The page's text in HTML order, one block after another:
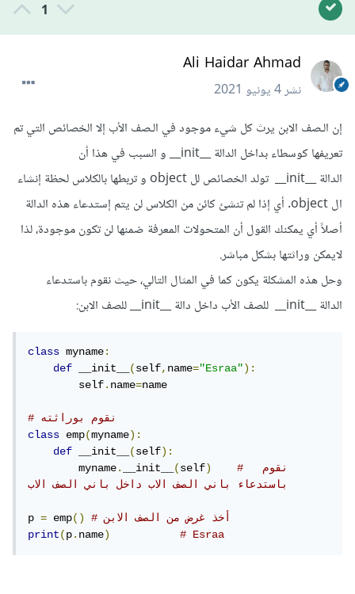
1
Ali Haidar Ahmad
نشر4 يونيو 2021
إن الـصف الابن يرث كل شيء موجود في الـصف الأب إلا الخصائص التي تم
تعريفها كوسطاء بداخل الدالة __init__ و السبب في هذا أن
الدالة __init__ تولد الخصائص لل object و تربطها بالكلاس لحظة إنشاء
ال object. أي إذا لم تنشئ كائن من الكلاس لن يتم إستدعاء هذه الدالة
أصلاً أي يمكنك القول أن المتحولات المعرفة ضمنها لن تكون موجودة، لذا
لايمكن وراثتها بشكل مباشر.
وحل هذه المشكلة يكون كما في المثال التالي، حيث نقوم باستدعاء
الدالة __init__ للصف الأب داخل دالة __init__ للصف الابن:
class myname:
def
__init__(self,name="Esraa"):
        self
.name=name
# نقوم بوراثته
class emp(myname):
def
__init__(self):
        myname
. __init__(self)
#  نقوم
p = emp()
# أخذ غرض من الصف الابن
print(p.name) # Esraa